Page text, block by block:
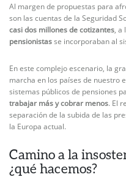
Al margen de propuestas para
son las cuentas de la Seguridad
casi dos millones de cotizantes, a
pensionistasse incorporaban al
En este complejo escenario, la
marcha en los países de nuestro
sistemas públicos de pensiones
trabajar más y cobrar menos. El
separación de la subida de las
la Europa actual.
Camino a la
¿qué hacemos?